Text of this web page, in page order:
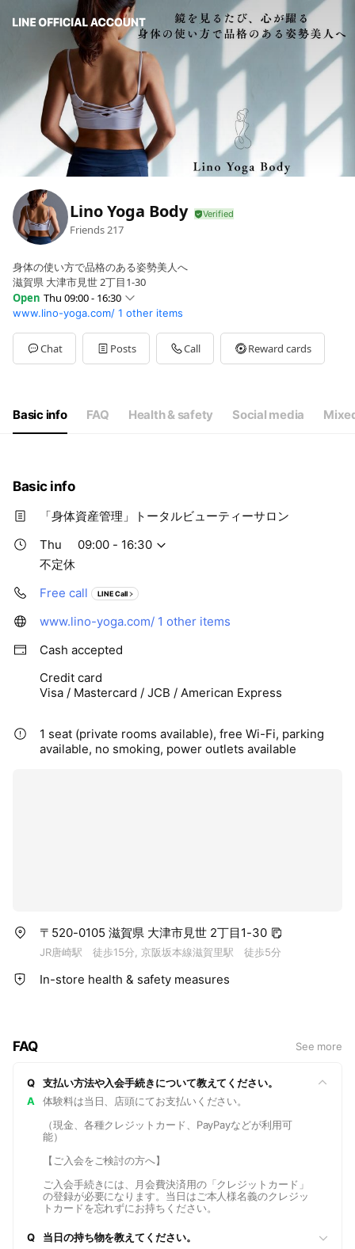
Lino Yoga Body
Friends217
身体の使い方で品格のある姿勢美人へ
滋賀県 大津市見世 2丁目1-30
Open Thu 09:00 - 16:30
Sun08:00 - 15:30
Mon09:00 - 18:30
Tue09:00 - 18:30
Wed09:00 - 18:30
08:00 - 15:30
不定休
www.lino-yoga.com/ 1 other items
Chat Posts Call Reward cards
Basic info FAQ Health & safety Social media
Basic info
「身体資産管理」トータルビューティーサロン
Thu
09:00 - 16:30
不定休
Free call
LINE Call
www.lino-yoga.com/ 1 other items
Cash accepted
Credit card
Visa / Mastercard / JCB / American Express
1 seat (private rooms available), free Wi-Fi, parking
available, no smoking, power outlets available
〒520-0105 滋賀県 大津市見世 2丁目1-30
JR唐崎駅 徒歩15分, 京阪坂本線滋賀里駅 徒歩5分
In-store health & safety measures
FAQ See more
Q
支払い方法や入会手続きについて教えてください。
A
体験料は当日、店頭にてお支払いください。
（現金、各種クレジットカード、PayPayなどが利用可
能）
【ご入会をご検討の方へ】
ご入会手続きには、月会費決済用の「クレジットカード」
の登録が必要になります。当日はご本人様名義のクレジッ
トカードを忘れずにお持ちください。
Q 当日の持ち物を教えてください。